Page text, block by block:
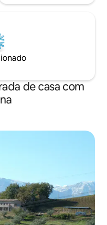
de casa com